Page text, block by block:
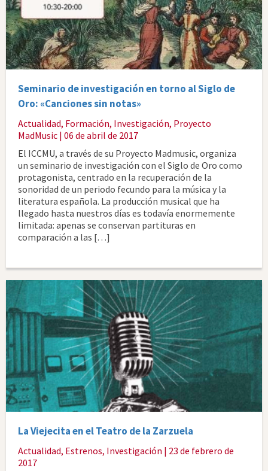
Seminario de investigación en torno al Siglo de
Oro: «Canciones sin notas»
Actualidad, Formación, Investigación, Proyecto
MadMusic | 06 de abril de 2017
El ICCMU, a través de su Proyecto Madmusic, organiza
un seminario de investigación con el Siglo de Oro como
protagonista, centrado en la recuperación de la
sonoridad de un periodo fecundo para la música y la
literatura española. La producción musical que ha
llegado hasta nuestros días es todavía enormemente
limitada: apenas se conservan partituras en
comparación a las […]
La Viejecita en el Teatro de la Zarzuela
Actualidad, Estrenos, Investigación | 23 de febrero de
2017